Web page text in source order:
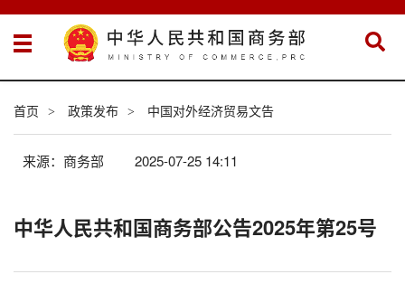
首页 > 政策发布 > 中国对外经济贸易文告
来源：商务部 2025-07-25 14:11
中华人民共和国商务部公告2025年第25号